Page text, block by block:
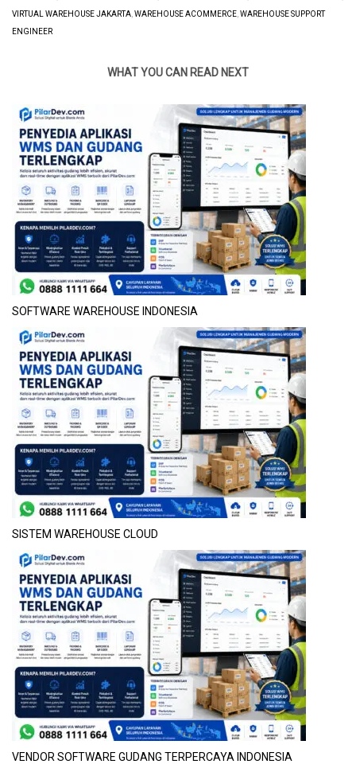
VIRTUAL WAREHOUSE JAKARTA WAREHOUSE ACOMMERCE WAREHOUSE SUPPORT
ENGINEER
WHAT YOU CAN READ NEXT
SOFTWARE WAREHOUSE INDONESIA
SISTEM WAREHOUSE CLOUD
VENDOR SOFTWARE GUDANG TERPERCAYA INDONESIA